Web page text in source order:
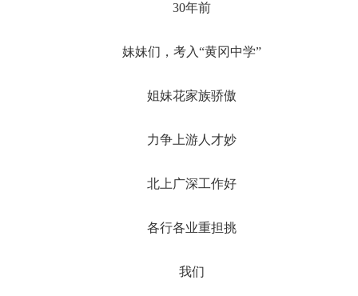
30年前
妹妹们，考入“黄冈中学”
姐妹花家族骄傲
力争上游人才妙
北上广深工作好
各行各业重担挑
我们